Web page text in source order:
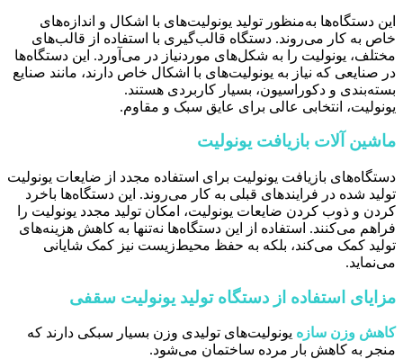
این دستگاه‌ها به‌منظور تولید یونولیت‌های با اشکال و اندازه‌های
خاص به کار می‌روند. دستگاه قالب‌گیری با استفاده از قالب‌های
مختلف، یونولیت را به شکل‌های موردنیاز در می‌آورد. این دستگاه‌ها
در صنایعی که نیاز به یونولیت‌های با اشکال خاص دارند، مانند صنایع
بسته‌بندی و دکوراسیون، بسیار کاربردی هستند.
یونولیت، انتخابی عالی برای عایق سبک و مقاوم.
ماشین آلات بازیافت یونولیت
دستگاه‌های بازیافت یونولیت برای استفاده مجدد از ضایعات یونولیت
تولید شده در فرایندهای قبلی به کار می‌روند. این دستگاه‌ها باخرد
کردن و ذوب کردن ضایعات یونولیت، امکان تولید مجدد یونولیت را
فراهم می‌کنند. استفاده از این دستگاه‌ها نه‌تنها به کاهش هزینه‌های
تولید کمک می‌کند، بلکه به حفظ محیط‌زیست نیز کمک شایانی
می‌نماید.
مزایای استفاده از دستگاه تولید یونولیت سقفی
کاهش وزن سازه یونولیت‌های تولیدی وزن بسیار سبکی دارند که
منجر به کاهش بار مرده ساختمان می‌شود.